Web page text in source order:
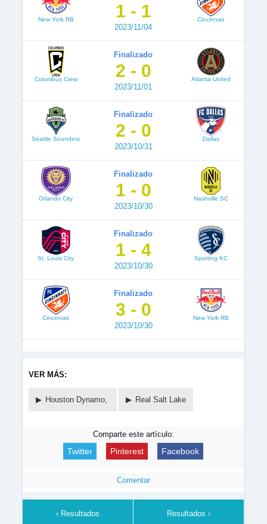
New York RB 1 - 1
2023/11/04
Cincinnati
Columbus Crew
Finalizado
2 - 0
2023/11/01
Atlanta United
Seattle Sounders
Finalizado
2 - 0
2023/10/31
Dallas
Orlando City
Finalizado
1 - 0
2023/10/30
Nashville SC
St. Louis City
Finalizado
1 - 4
2023/10/30
Sporting KC
Cincinnati
Finalizado
3 - 0
2023/10/30
New York RB
VER MÁS:
Houston Dynamo, Real Salt Lake
Comparte este artículo:
Twitter Pinterest Facebook
Comentar
‹ Resultados Resultados ›